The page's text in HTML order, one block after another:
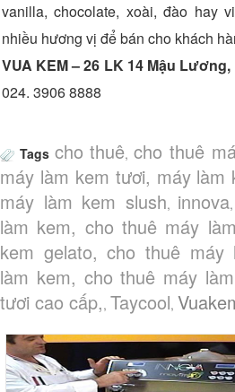
vanilla, chocolate, xoài, đào hay
nhiều hương vị để bán cho khách
VUA KEM – 26 LK 14 Mậu Lương,
024. 3906 8888
Tags cho thuê, cho thuê
máy làm kem tươi, máy làm
máy làm kem slush, innova,
làm kem, cho thuê máy
kem gelato, cho thuê máy
làm kem, cho thuê máy
tươi cao cấp,, Taycool,